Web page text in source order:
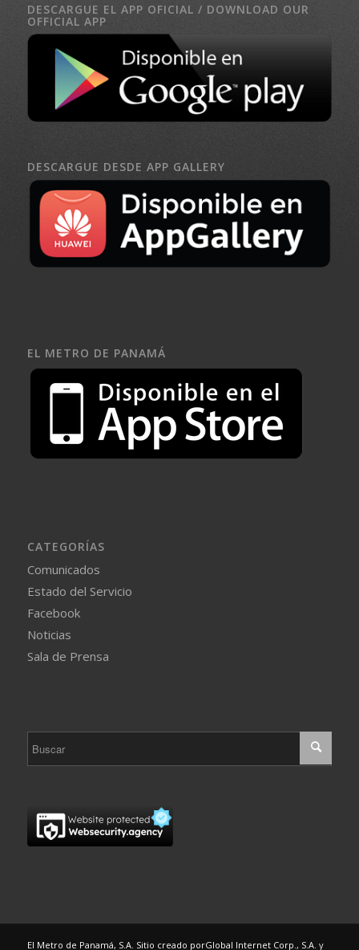
DESCARGUE EL APP OFICIAL / DOWNLOAD OUR
OFFICIAL APP
DESCARGUE DESDE APP GALLERY
EL METRO DE PANAMÁ
CATEGORÍAS
Comunicados
Estado del Servicio
Facebook
Noticias
Sala de Prensa
El Metro de Panamá, S.A. Sitio creado porGlobal Internet Corp., S.A. y